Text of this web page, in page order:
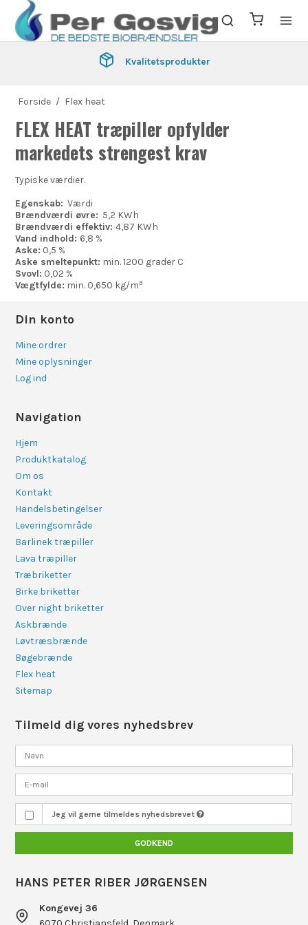
Kvalitetsprodukter
Forside / Flex heat
FLEX HEAT træpiller opfylder
markedets strengest krav
Typiske værdier.
Egenskab: Værdi
Brændværdi øvre: 5,2 KWh
Brændværdi effektiv:4,87 KWh
Vand indhold: 6,8 %
Aske: 0,5 %
Aske smeltepunkt: min. 1200 grader C
Svovl: 0,02 %
Vægtfylde: min. 0,650 kg/m3
Din konto
Mine ordrer
Mine oplysninger
Log ind
Navigation
Hjem
Produktkatalog
Om os
Kontakt
Handelsbetingelser
Leveringsområde
Barlinek træpiller
Lava træpiller
Træbriketter
Birke briketter
Over night briketter
Askbrænde
Løvtræsbrænde
Bøgebrænde
Flex heat
Sitemap
Tilmeld dig vores nyhedsbrev
Jeg vil gerne tilmeldes nyhedsbrevet
GODKEND
HANS PETER RIBER JØRGENSEN
Kongevej 36